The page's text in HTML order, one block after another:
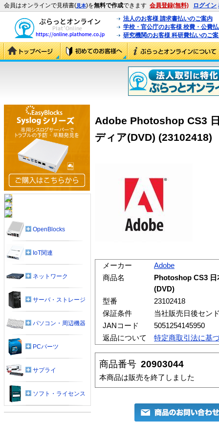
会員はオンラインで見積書(見本)を無料で作成できます 会員登録(無料) ログイン
法人のお客様 請求書払いのご案内
学校・官公庁のお客様 校費・公費
研究機関のお客様 科研費払いのご
Adobe Photoshop CS3
ディア(DVD) (23102418)
メーカー
Adobe
商品名
Photoshop CS3 日
(DVD)
型番
23102418
保証条件
当社販売日後セン
JANコード
5051254145950
返品について
特定商取引法に基
商品番号 20903044
本商品は販売を終了しました
OpenBlocks
IoT関連
ネットワーク
サーバ・ストレージ
パソコン・周辺機器
PCパーツ
サプライ
ソフト・ライセンス